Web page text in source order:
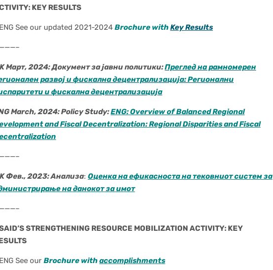
KEY RESULTS
See our updated 2021-2024 Brochure with Key Results
Март, 2024: Документ за јавни политики:Преглед на рамномерен
развој и фискална децентрализација: Регионални
и фискална децентрализација
March, 2024: Policy Study:ENG: Overview of Balanced Regional
and Fiscal Decentralization: Regional Disparities and Fiscal
Фев., 2023: Анализа: Оценка на ефикасноста на тековниот систем за
на данокот за имот
STRENGTHENING RESOURCE MOBILIZATION ACTIVITY: KEY
See our Brochure with accomplishments